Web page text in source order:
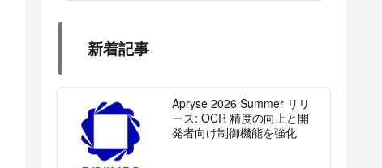
新着記事
Apryse 2026 Summer リリ
ース: OCR 精度の向上と開
発者向け制御機能を強化